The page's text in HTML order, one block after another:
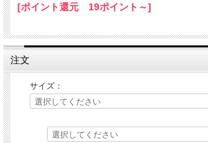
[ポイント還元 19ポイント～]
注文
サイズ：